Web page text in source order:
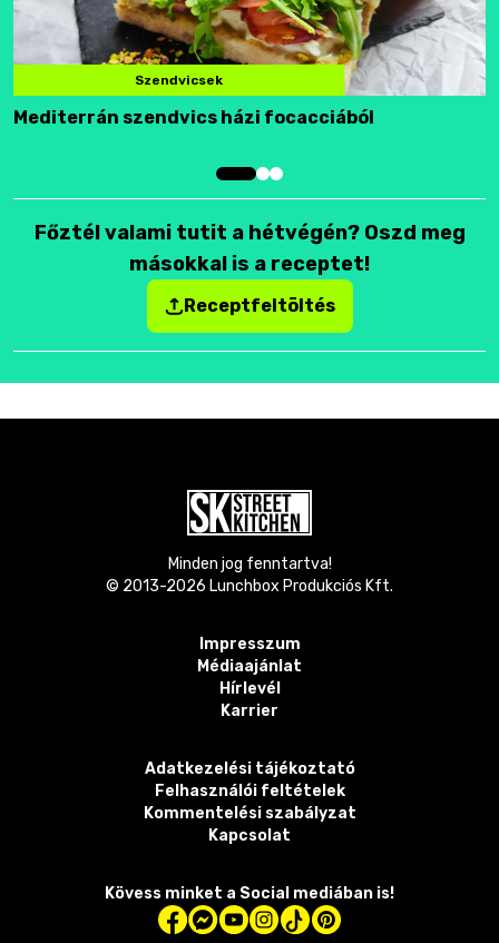
Szendvicsek
Mediterrán szendvics házi focacciából
Főztél valami tutit a hétvégén? Oszd meg
másokkal is a receptet!
Receptfeltöltés
Minden jog fenntartva!
© 2013-2026 Lunchbox Produkciós Kft.
Impresszum
Médiaajánlat
Hírlevél
Karrier
Adatkezelési tájékoztató
Felhasználói feltételek
Kommentelési szabályzat
Kapcsolat
Kövess minket a Social mediában is!